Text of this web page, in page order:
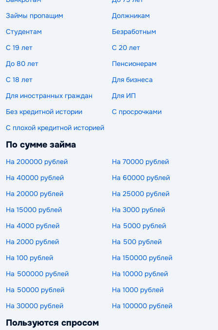
Займы пропащим
Должникам
Студентам
Безработным
С 19 лет
С 20 лет
До 80 лет
Пенсионерам
С 18 лет
Для бизнеса
Для иностранных граждан
Для ИП
Без кредитной истории
С просрочками
С плохой кредитной историей
По сумме займа
На 200000 рублей
На 70000 рублей
На 40000 рублей
На 60000 рублей
На 20000 рублей
На 25000 рублей
На 15000 рублей
На 3000 рублей
На 4000 рублей
На 5000 рублей
На 2000 рублей
На 500 рублей
На 100 рублей
На 150000 рублей
На 500000 рублей
На 10000 рублей
На 50000 рублей
На 1000 рублей
На 30000 рублей
На 100000 рублей
Пользуются спросом